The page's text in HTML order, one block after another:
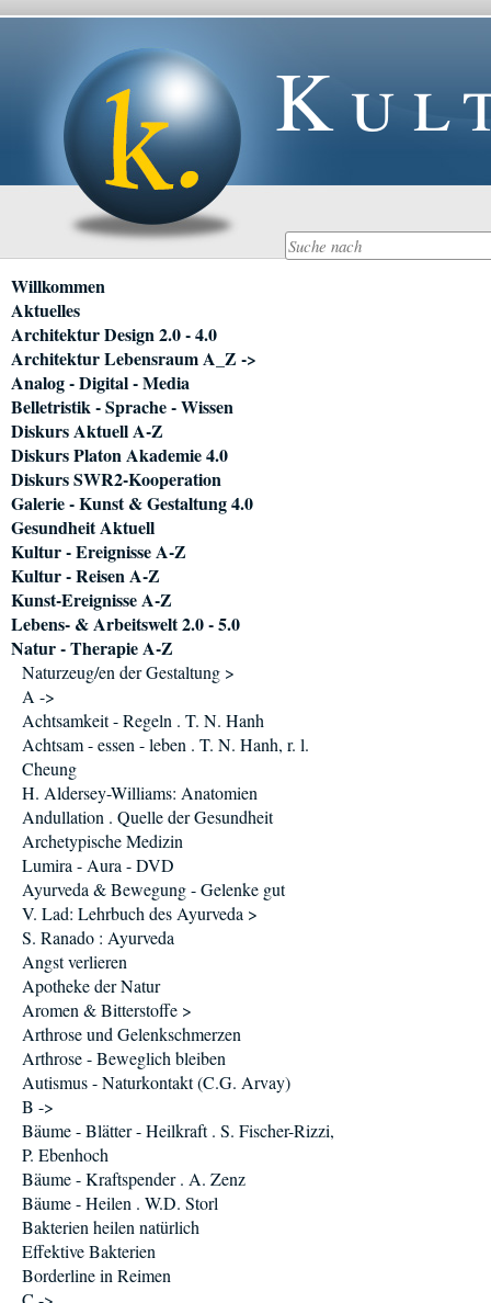
Navigation
überspringen
Willkommen
Aktuelles
Architektur Design 2.0 - 4.0
Architektur Lebensraum A_Z ->
Analog - Digital - Media
Belletristik - Sprache - Wissen
Diskurs Aktuell A-Z
Diskurs Platon Akademie 4.0
Diskurs SWR2-Kooperation
Galerie - Kunst & Gestaltung 4.0
Gesundheit Aktuell
Kultur - Ereignisse A-Z
Kultur - Reisen A-Z
Kunst-Ereignisse A-Z
Lebens- & Arbeitswelt 2.0 - 5.0
Natur - Therapie A-Z
Naturzeug/en der Gestaltung >
A ->
Achtsamkeit - Regeln . T. N. Hanh
Achtsam - essen - leben . T. N. Hanh, r. l.
Cheung
H. Aldersey-Williams: Anatomien
Andullation . Quelle der Gesundheit
Archetypische Medizin
Lumira - Aura - DVD
Ayurveda & Bewegung - Gelenke gut
V. Lad: Lehrbuch des Ayurveda >
S. Ranado : Ayurveda
Angst verlieren
Apotheke der Natur
Aromen & Bitterstoffe >
Arthrose und Gelenkschmerzen
Arthrose - Beweglich bleiben
Autismus - Naturkontakt (C.G. Arvay)
B ->
Bäume - Blätter - Heilkraft . S. Fischer-Rizzi,
P. Ebenhoch
Bäume - Kraftspender . A. Zenz
Bäume - Heilen . W.D. Storl
Bakterien heilen natürlich
Effektive Bakterien
Borderline in Reimen